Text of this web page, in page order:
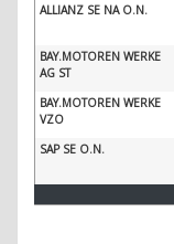
ALLIANZ SE NA O.N.
BAY.MOTOREN WERKE
AG ST
BAY.MOTOREN WERKE
VZO
SAP SE O.N.